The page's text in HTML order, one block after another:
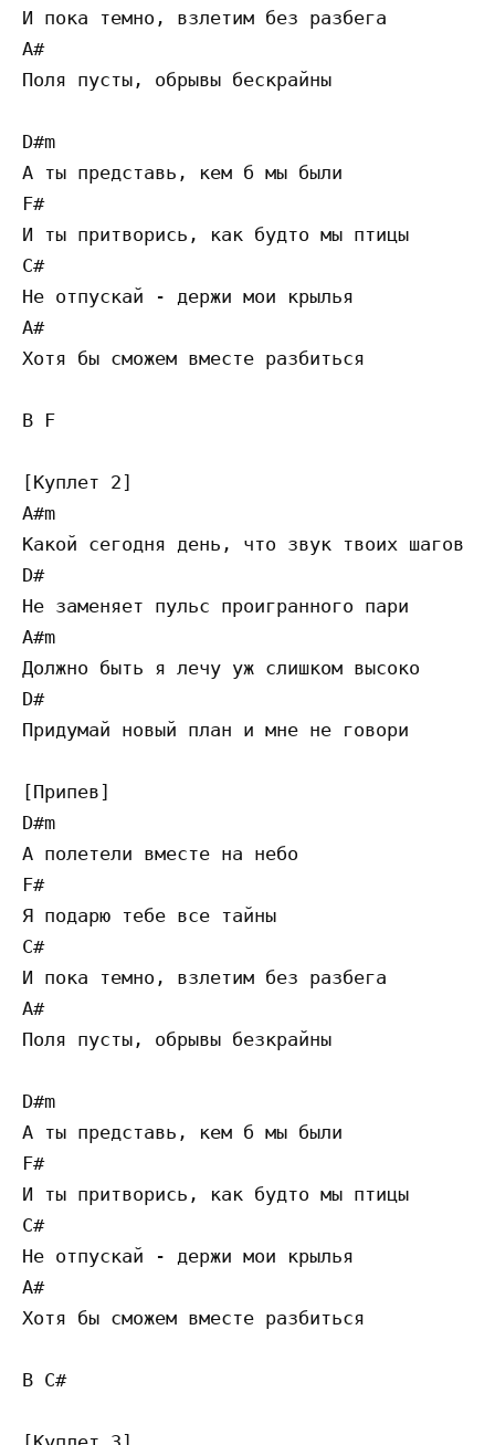
И пока темно, взлетим без разбега
A#
Поля пусты, обрывы бескрайны
D#m
А ты представь, кем б мы были
F#
И ты притворись, как будто мы птицы
C#
Не отпускай - держи мои крылья
A#
Хотя бы сможем вместе разбиться
B F
[Куплет 2]
A#m
Какой сегодня день, что звук твоих шагов
D#
Не заменяет пульс проигранного пари
A#m
Должно быть я лечу уж слишком высоко
D#
Придумай новый план и мне не говори
[Припев]
D#m
А полетели вместе на небо
F#
Я подарю тебе все тайны
C#
И пока темно, взлетим без разбега
A#
Поля пусты, обрывы безкрайны
D#m
А ты представь, кем б мы были
F#
И ты притворись, как будто мы птицы
C#
Не отпускай - держи мои крылья
A#
Хотя бы сможем вместе разбиться
B C#